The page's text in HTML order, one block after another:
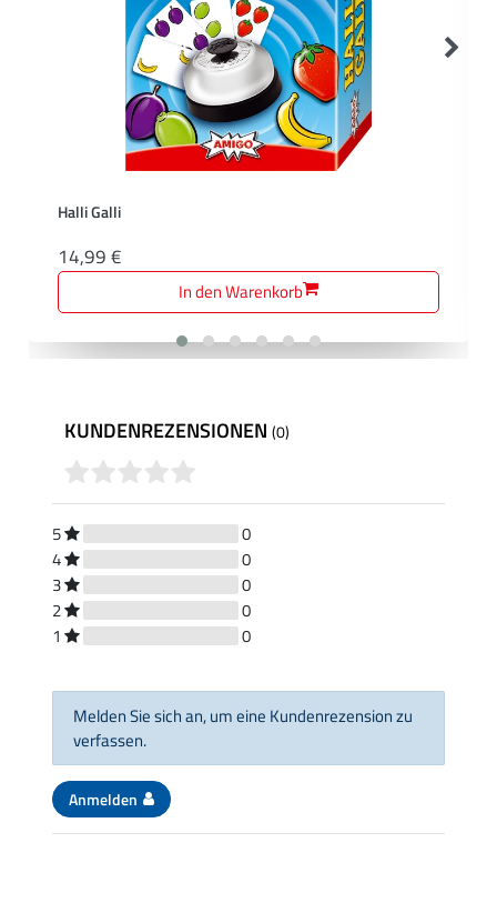
Halli Galli
14,99 €
In den Warenkorb
KUNDENREZENSIONEN(0)
5
0
4
0
3
0
2
0
1
0
Melden Sie sich an, um eine Kundenrezension zu
verfassen.
Anmelden